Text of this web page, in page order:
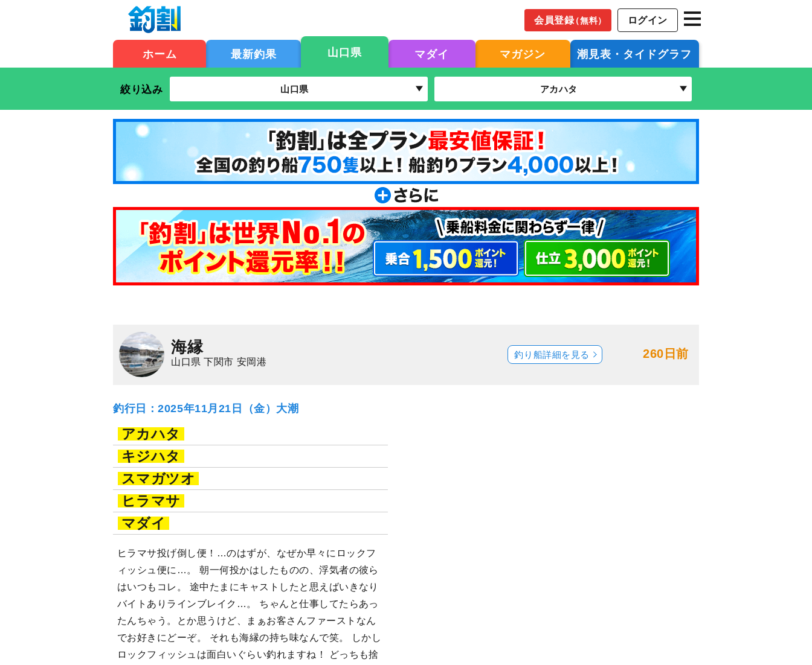
会員登録（無料） ログイン
ホーム 最新釣果 山口県 マダイ マガジン 潮見表・タイドグラフ
絞り込み 山口県 アカハタ
海縁
山口県 下関市 安岡港
260日前
釣り船詳細を見る
釣行日：2025年11月21日（金）大潮
アカハタ
キジハタ
スマガツオ
ヒラマサ
マダイ
ヒラマサ投げ倒し便！…のはずが、なぜか早々にロックフ
ィッシュ便に…。 朝一何投かはしたものの、浮気者の彼ら
はいつもコレ。 途中たまにキャストしたと思えばいきなり
バイトありラインブレイク…。 ちゃんと仕事してたらあっ
たんちゃう。とか思うけど、まぁお客さんファーストなん
でお好きにどーぞ。 それも海縁の持ち味なんで笑。 しかし
ロックフィッシュは面白いぐらい釣れますね！ どっちも捨